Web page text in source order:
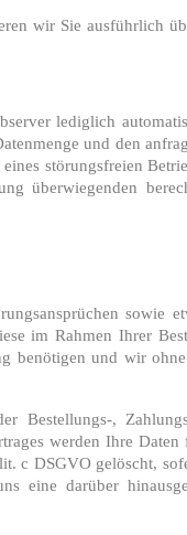
wir Sie ausführlich
lediglich
und den
störungsfreien
überwiegenden
sowie
im Rahmen Ihrer
benötigen und wir
Bestellungs-,
werden Ihre Daten
c DSGVO gelöscht,
eine darüber